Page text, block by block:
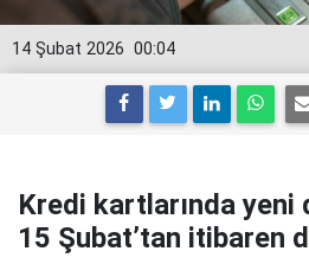
00:04
14 Şubat 2026
Kredi kartlarında
15 Şubat’tan itibaren